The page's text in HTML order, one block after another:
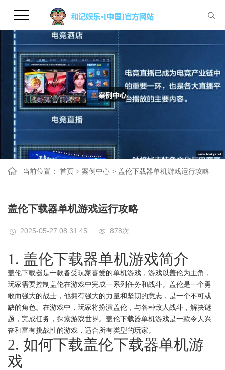
当前位置： 首页 > 案例中心 > 盖伦下载器单机游戏运行攻略
盖伦下载器单机游戏运行攻略
2025-05-27 08:31:45 878次
1. 盖伦下载器单机游戏简介
盖伦下载器是一款备受玩家喜爱的单机游戏，游戏以盖伦为主角，
玩家需要控制盖伦在游戏中完成一系列任务和战斗。盖伦是一个勇
敢而强大的战士，他拥有强大的力量和坚韧的意志，是一个不可或
缺的角色。在游戏中，玩家将扮演盖伦，与各种敌人战斗，解决谜
题，完成任务，探索游戏世界。盖伦下载器单机游戏是一款令人兴
奋和富有挑战性的游戏，适合所有类型的玩家。
2. 如何下载盖伦下载器单机游
戏